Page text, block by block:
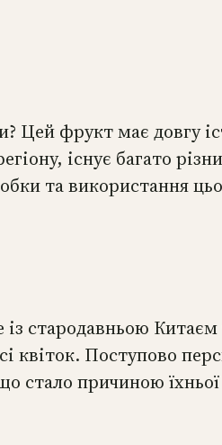
Цей фрукт має довгу
існує багато
та використання
стародавньою
квіток. Поступово
стало причиною